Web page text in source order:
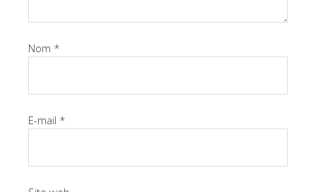
Nom *
E-mail *